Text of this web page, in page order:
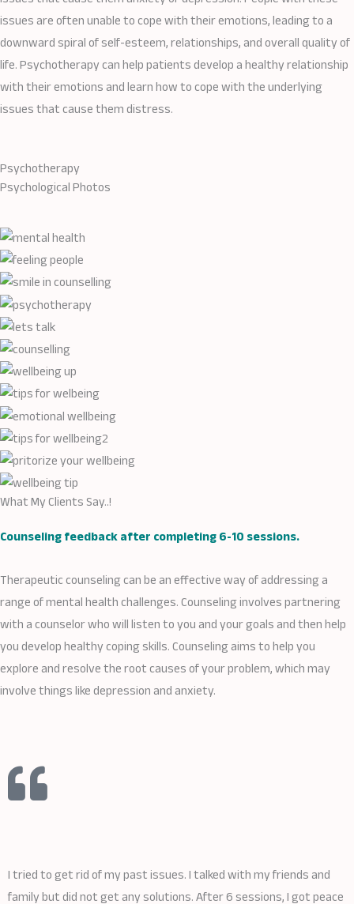
issues are often unable to cope with their emotions, leading to a
downward spiral of self-esteem, relationships, and overall quality of
life. Psychotherapy can help patients develop a healthy relationship
with their emotions and learn how to cope with the underlying
issues that cause them distress.
Psychotherapy​
Psychological Photos
What My Clients Say..!
Counseling feedback after completing 6-10 sessions.
Therapeutic counseling can be an effective way of addressing a
range of mental health challenges. Counseling involves partnering
with a counselor who will listen to you and your goals and then help
you develop healthy coping skills. Counseling aims to help you
explore and resolve the root causes of your problem, which may
involve things like depression and anxiety.
I tried to get rid of my past issues. I talked with my friends and
family but did not get any solutions. After 6 sessions, I got peace